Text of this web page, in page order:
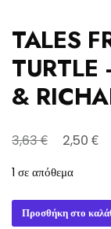
TALES
TURTLE
&
3,63€
Original
was:
3,63 €.
2,50 €Η
1 σε απόθεμα
TALES
Προσθήκη στο